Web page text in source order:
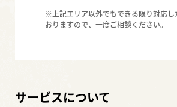
※上記エリア以外でもできる限り対応し
おりますので、一度ご相談ください。
サービスについて